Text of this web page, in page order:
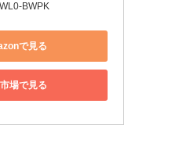
BWPK
で見る
場で見る